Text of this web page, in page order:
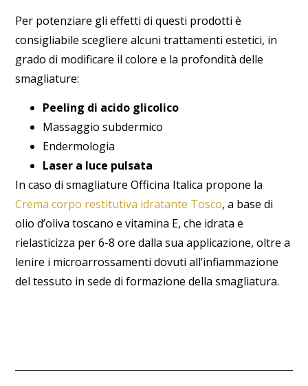
Per potenziare gli effetti di questi prodotti è
consigliabile scegliere alcunitrattamenti estetici, in
grado di modificare il colore e la profondità delle
smagliature:
Peeling di acido glicolico
Massaggio subdermico
Endermologia
Laser a luce pulsata
In caso di smagliature Officina Italica propone la
Crema corpo restitutiva idratante Tosco, a base di
olio d’oliva toscano e vitamina E, che idrata e
rielasticizza per 6-8 ore dalla sua applicazione, oltre a
lenire i microarrossamenti dovuti all’infiammazione
del tessuto in sede di formazione della smagliatura.